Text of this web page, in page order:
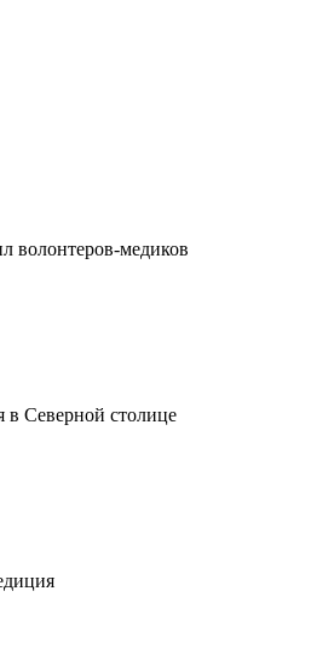
волонтеров-медиков
в Северной столице